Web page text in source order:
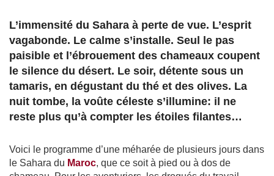
L’immensité du Sahara à perte de vue. L’esprit
vagabonde. Le calme s’installe. Seul le pas
paisible et l’ébrouement des chameaux coupent
le silence du désert. Le soir, détente sous un
tamaris, en dégustant du thé et des olives. La
nuit tombe, la voûte céleste s’illumine: il ne
reste plus qu’à compter les étoiles filantes…
Voici le programme d’une méharée de plusieurs jours dans
le Sahara du Maroc, que ce soit à pied ou à dos de